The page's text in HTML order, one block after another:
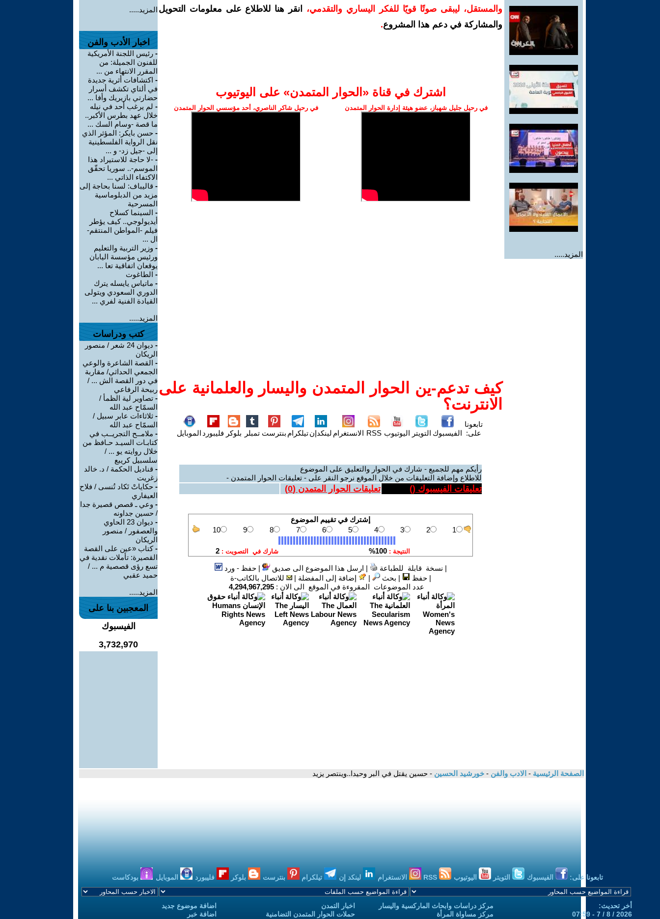
المزيد.....
والمستقل، ليبقى صوتًا قويًا للفكر اليساري والتقدمي،
انقر هنا للاطلاع على معلومات التحويل
والمشاركة في دعم هذا المشروع.
اشترك في قناة ‫«الحوار المتمدن» على اليوتيوب
في رحيل جليل شهباز، عضو هيئة إدارة الحوار المتمدن في رحيل شاكر الناصري، أحد مؤسسي الحوار المتمدن
كيف تدعم-ين الحوار المتمدن واليسار والعلمانية على
الانترنت؟
تابعونا
على: الفيسبوك التويتر اليوتيوب RSS الانستغرام لينكدإنتيلكرام بنترست تمبلر بلوكر فليبورد الموبايل
رأيكم مهم للجميع - شارك في الحوار والتعليق على الموضوع
للاطلاع وإضافة التعليقات من خلال الموقع نرجو النقر على - تعليقات الحوار المتمدن -
تعليقات الفيسبوك () تعليقات الحوار المتمدن (0
)
| نسخة قابلة للطباعة | ارسل هذا الموضوع الى صديق |حفظ - ورد
|حفظ | بحث | إضافة إلى المفضلة |
للاتصال بالكاتب-ة
عدد الموضوعات المقروءة في الموقع الى الان : 4,294,967,295
المزيد.....
اخبار الأدب والفن
- رئيس اللجنة الأمريكية
للفنون الجميلة: من
المقرر الانتهاء من ...
- اكتشافات أثرية جديدة
في ألتاي تكشف أسرار
حضارتي بازيريك وأفا ...
- لم يرغب أحد في نيله
خلال عهد بطرس الأكبر..
ما قصة -وسام السك ...
- حسن بايكر: المؤثر الذي
نقل الرواية الفلسطينية
إلى -جيل زد- و ...
- -لا حاجة للاستيراد هذا
الموسم-.. سوريا تحقّق
الاكتفاء الذاتي ...
- قاليباف: لسنا بحاجة إلى
مزيد من الدبلوماسية
المسرحية
- السينما كسلاح
أيديولوجي.. كيف يؤطر
فيلم -المواطن المنتقم-
ال ...
- وزير التربية والتعليم
ورئيس مؤسسة اليابان
يوقعان اتفاقية تعا ...
- الطاغوت
- ماتياس يايسله يترك
الدوري السعودي ويتولى
القيادة الفنية لفري ...
المزيد.....
كتب ودراسات
-
ديوان 24 شعر / منصور
الريكان
- القصة الشاعرة والوعي
الجمعي الحداثي/ مقاربة
في دور القصة الش ... /
ربيحة الرفاعي
- تصاوير لية الظمأ /
السمّاح عبد الله
- ثلاثاءات عابر سبيل /
السمّاح عبد الله
- ملامــح التجريــب في
كتابـات السيـد حـافظ من
خلال روايته يو ... /
سلسبيل كريبع
- قناديل الحكمة / د. خالد
زغريت
- حكاياتْ تَكاد تُنسى / فلاح
العيفاري
- وعي ـ قصص قصيرة جدا
/ حسين جداونه
-
ديوان 23 الحاوي
والعصفور / منصور
الريكان
-كتاب «عين على القصة
القصيرة: تأملات نقدية في
تسع رؤى قصصية م ... /
حميد عقبي
المزيد.....
المعجبين بنا على
الفيسبوك
3,732,970
الصفحة الرئيسية - الادب والفن - خورشيد الحسين - حسين يقتل في البر وحيدا..وينتصر يزيد
تابعونا على: الفيسبوك التويتر اليوتيوب الانستغرام لينكد إن تيلكرام بنترست بلوكر فليبورد الموبايل بودكاست
أخر تحديث:
2026 / 8 / 7 - 07:59
مركز دراسات وابحاث الماركسية واليسار
مركز مساواة المرأة
اخبار التمدن
حملات الحوار المتمدن التضامنية
اضافة موضوع جديد
اضافة خبر